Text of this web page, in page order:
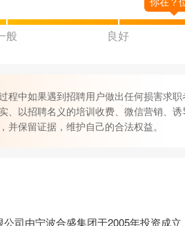
般 良好
程中如果遇到招聘用户做出任何损害求
、以招聘名义的培训收费、微信营销、
并保留证据，维护自己的合法权益。
由宁波合盛集团于2005年投资成立